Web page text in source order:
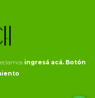
ingresá acá. Botón